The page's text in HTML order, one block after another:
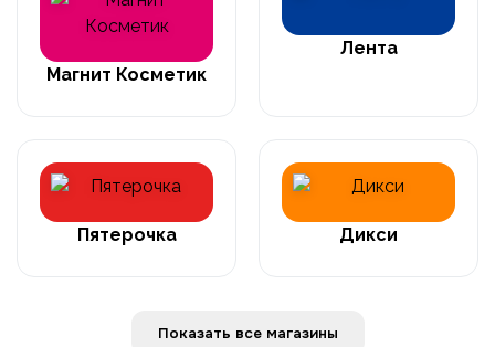
Магнит Косметик
Лента
Пятерочка Дикси
Показать все магазины